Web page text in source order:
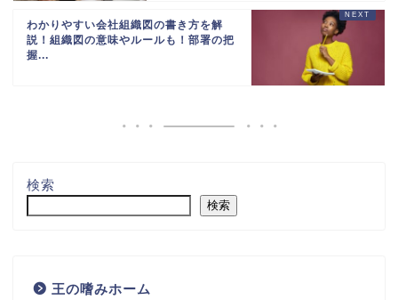
わかりやすい会社組織図の書き方を解
説！組織図の意味やルールも！部署の把
握...
検索
検索
王の嗜みホーム